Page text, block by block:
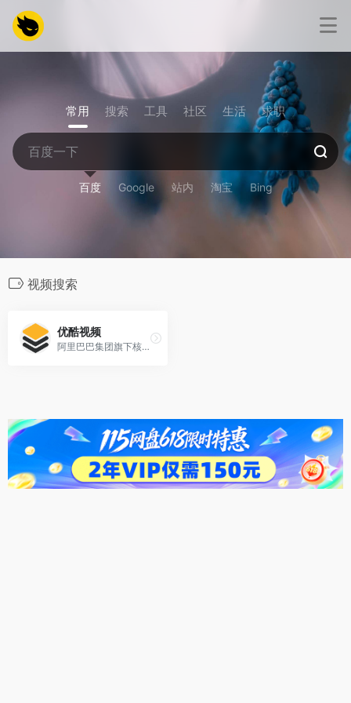
常用 搜索 工具 社区 生活 求职
百度 Google 站内 淘宝 Bing
视频搜索
优酷视频
阿里巴巴集团旗下核心在线视频平台。